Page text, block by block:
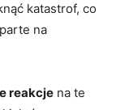
katastrof, co
na
reakcje na te